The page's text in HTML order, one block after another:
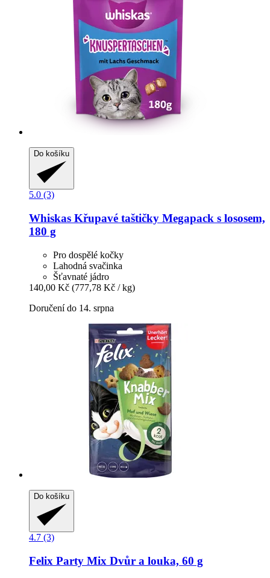
Do košíku
5.0 (3)
Whiskas Křupavé taštičky Megapack s lososem,
180 g
Pro dospělé kočky
Lahodná svačinka
Šťavnaté jádro
140,00 Kč (777,78 Kč / kg)
Doručení do 14. srpna
Do košíku
4.7 (3)
Felix Party Mix Dvůr a louka, 60 g